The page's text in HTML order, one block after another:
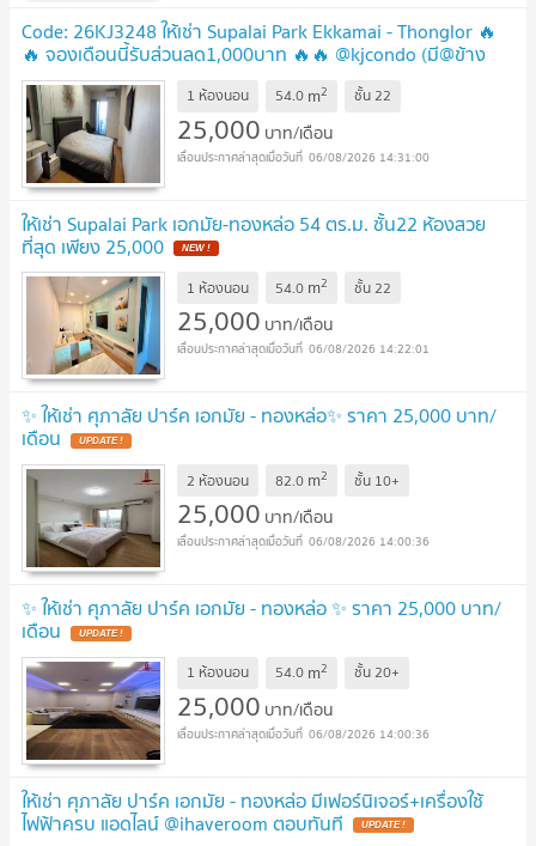
Code: 26KJ3248 ให้เช่า Supalai Park Ekkamai - Thonglor 🔥
🔥 จองเดือนนี้รับส่วนลด1,000บาท 🔥🔥 @kjcondo (มี@ข้าง
หน้าด้วยนะคะ)
1 ห้องนอน 54.0 m2 ชั้น22
25,000 บาท/เดือน
06/08/2026 14:31:00
ให้เช่า Supalai Park เอกมัย-ทองหล่อ 54 ตร.ม. ชั้น22 ห้องสวย
ที่สุด เพียง 25,000
1 ห้องนอน 54.0 m2 ชั้น22
25,000 บาท/เดือน
06/08/2026 14:22:01
✨ ให้เช่า ศุภาลัย ปาร์ค เอกมัย - ทองหล่อ✨ ราคา 25,000 บาท/
เดือน
2 ห้องนอน 82.0 m2 ชั้น 10+
25,000 บาท/เดือน
06/08/2026 14:00:36
✨ ให้เช่า ศุภาลัย ปาร์ค เอกมัย - ทองหล่อ ✨ ราคา 25,000 บาท/
เดือน
1 ห้องนอน 54.0 m2 ชั้น20+
25,000 บาท/เดือน
06/08/2026 14:00:36
ให้เช่า ศุภาลัย ปาร์ค เอกมัย - ทองหล่อ มีเฟอร์นิเจอร์+เครื่องใช้
ไฟฟ้าครบ แอดไลน์ @ihaveroom ตอบทันที